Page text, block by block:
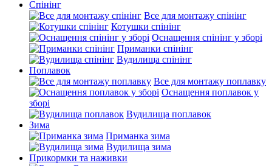
Спінінг
Все для монтажу спінінг
Котушки спінінг
Оснащення спінінг у зборі
Приманки спінінг
Вудилища спінінг
Поплавок
Все для монтажу поплавку
Оснащення поплавок у
зборі
Вудилища поплавок
Зима
Приманка зима
Вудилища зима
Прикормки та наживки